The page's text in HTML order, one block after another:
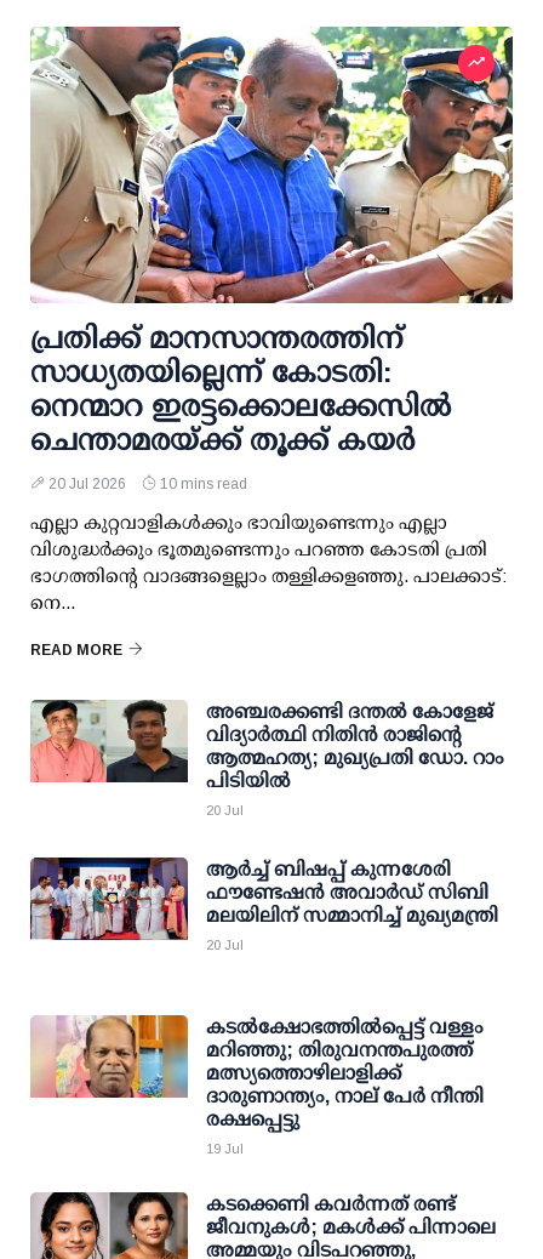
പ്രതിക്ക് മാനസാന്തരത്തിന്
സാധ്യതയില്ലെന്ന് കോടതി:
നെന്മാറ ഇരട്ടക്കൊലക്കേസില്‍
ചെന്താമരയ്ക്ക് തൂക്ക് കയര്‍
20 Jul 2026 10 mins read
എല്ലാ കുറ്റവാളികള്‍ക്കും ഭാവിയുണ്ടെന്നും എല്ലാ
വിശുദ്ധര്‍ക്കും ഭൂതമുണ്ടെന്നും പറഞ്ഞ കോടതി പ്രതി
ഭാഗത്തിന്റെ വാദങ്ങളെല്ലാം തള്ളിക്കളഞ്ഞു. പാലക്കാട്:
നെ...
READ MORE
അഞ്ചരക്കണ്ടി ദന്തല്‍ കോളേജ്
വിദ്യാര്‍ത്ഥി നിതിന്‍ രാജിന്റെ
ആത്മഹത്യ; മുഖ്യപ്രതി ഡോ. റാം
പിടിയില്‍
20 Jul
ആർച്ച് ബിഷപ്പ് കുന്നശേരി
ഫൗണ്ടേഷൻ അവാർഡ് സിബി
മലയിലിന് സമ്മാനിച്ച് മുഖ്യമന്ത്രി
20 Jul
കടല്‍ക്ഷോഭത്തില്‍പ്പെട്ട് വള്ളം
മറിഞ്ഞു; തിരുവനന്തപുരത്ത്
മത്സ്യത്തൊഴിലാളിക്ക്
ദാരുണാന്ത്യം, നാല് പേര്‍ നീന്തി
രക്ഷപ്പെട്ടു
19 Jul
കടക്കെണി കവര്‍ന്നത് രണ്ട്
ജീവനുകള്‍; മകള്‍ക്ക് പിന്നാലെ
അമ്മയും വിടപറഞ്ഞു,